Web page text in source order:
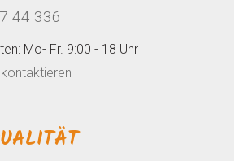
44 336
Mo- Fr. 9:00 - 18 Uhr